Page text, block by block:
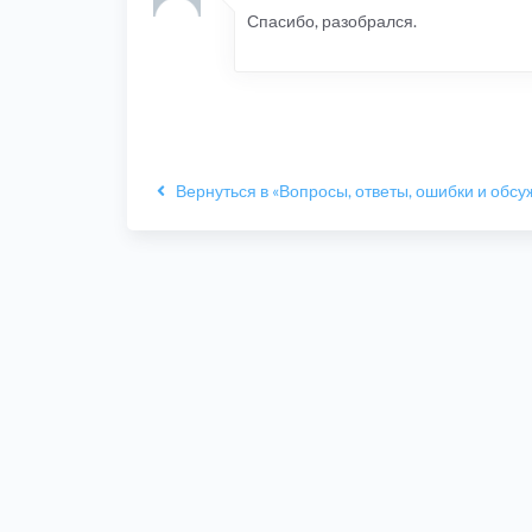
Спасибо, разобрался.
Вернуться в «Вопросы, ответы, ошибки и